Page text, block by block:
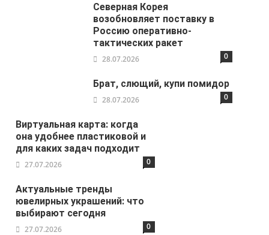
Северная Корея
возобновляет поставку в
Россию оперативно-
тактических ракет
28.07.2026 0
Брат, слющий, купи помидор
28.07.2026 0
Виртуальная карта: когда
она удобнее пластиковой и
для каких задач подходит
27.07.2026 0
Актуальные тренды
ювелирных украшений: что
выбирают сегодня
27.07.2026 0